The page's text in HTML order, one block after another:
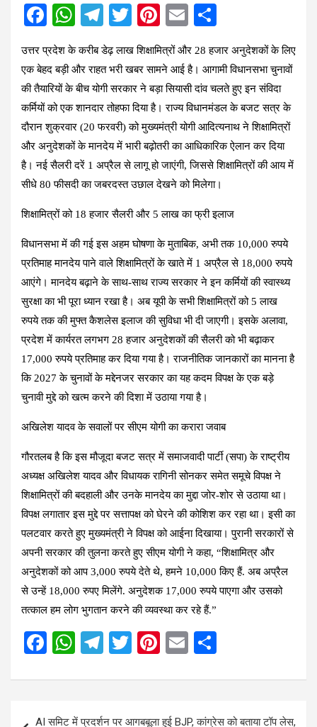
F
a
ce
b
o
o
k
W
at
s
A
p
p
T
el
e
gr
a
m
T
wi
tt
er
Pi
nt
er
es
t
E
ail ar
e
उत्तर प्रदेश के करीब डेढ़ लाख शिक्षामित्रों और 28 हजार अनुदेशकों के लिए
एक बेहद बड़ी और राहत भरी खबर सामने आई है। आगामी विधानसभा चुनावों
की तैयारियों के बीच योगी सरकार ने बड़ा सियासी दांव चलते हुए इन संविदा
कर्मियों को एक शानदार तोहफा दिया है। राज्य विधानमंडल के बजट सत्र के
दौरान शुक्रवार (20 फरवरी) को मुख्यमंत्री योगी आदित्यनाथ ने शिक्षामित्रों
और अनुदेशकों के मानदेय में भारी बढ़ोतरी का आधिकारिक ऐलान कर दिया
है। नई सैलरी दरें 1 अप्रैल से लागू हो जाएंगी, जिससे शिक्षामित्रों की आय में
सीधे 80 फीसदी का जबरदस्त उछाल देखने को मिलेगा।
शिक्षामित्रों को 18 हजार सैलरी और 5 लाख का फ्री इलाज
विधानसभा में की गई इस अहम घोषणा के मुताबिक, अभी तक 10,000 रुपये
प्रतिमाह मानदेय पाने वाले शिक्षामित्रों के खाते में 1 अप्रैल से 18,000 रुपये
आएंगे। मानदेय बढ़ाने के साथ-साथ राज्य सरकार ने इन कर्मियों की स्वास्थ्य
सुरक्षा का भी पूरा ध्यान रखा है। अब यूपी के सभी शिक्षामित्रों को 5 लाख
रुपये तक की मुफ्त कैशलेस इलाज की सुविधा भी दी जाएगी। इसके अलावा,
प्रदेश में कार्यरत लगभग 28 हजार अनुदेशकों की सैलरी को भी बढ़ाकर
17,000 रुपये प्रतिमाह कर दिया गया है। राजनीतिक जानकारों का मानना है
कि 2027 के चुनावों के मद्देनजर सरकार का यह कदम विपक्ष के एक बड़े
चुनावी मुद्दे को खत्म करने की दिशा में उठाया गया है।
अखिलेश यादव के सवालों पर सीएम योगी का करारा जवाब
गौरतलब है कि इस मौजूदा बजट सत्र में समाजवादी पार्टी (सपा) के राष्ट्रीय
अध्यक्ष अखिलेश यादव और विधायक रागिनी सोनकर समेत समूचे विपक्ष ने
शिक्षामित्रों की बदहाली और उनके मानदेय का मुद्दा जोर-शोर से उठाया था।
विपक्ष लगातार इस मुद्दे पर सत्तापक्ष को घेरने की कोशिश कर रहा था। इसी का
पलटवार करते हुए मुख्यमंत्री ने विपक्ष को आईना दिखाया। पुरानी सरकारों से
अपनी सरकार की तुलना करते हुए सीएम योगी ने कहा, “शिक्षामित्र और
अनुदेशकों को आप 3,000 रुपये देते थे, हमने 10,000 किए हैं. अब अप्रैल
से उन्हें 18,000 रुपए मिलेंगे. अनुदेशक 17,000 रुपये पाएगा और उसको
तत्काल हम लोग भुगतान करने की व्यवस्था कर रहे हैं.”
F
ce
b
W
at
s
T
e
T
tt
Pi
er
es
E
ail ar
AI समिट में प्रदर्शन पर आगबबूला हुई BJP, कांग्रेस को बताया टॉप लेस,